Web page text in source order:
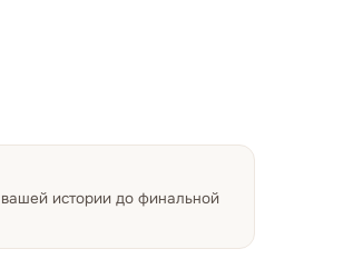
истории до финальной